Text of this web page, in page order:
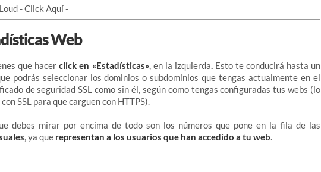
Web
que hacerclick en «Estadísticas», en la izquierda. Esto te conducirá hasta un
podrás seleccionar los dominios o subdominios que tengas actualmente en el
de seguridad SSL como sin él, según como tengas configuradas tus webs (lo
SSL para que carguen con HTTPS).
debes mirar por encima de todo son los números que pone en la fila de las
, ya que representan a los usuarios que han accedido a tu web.